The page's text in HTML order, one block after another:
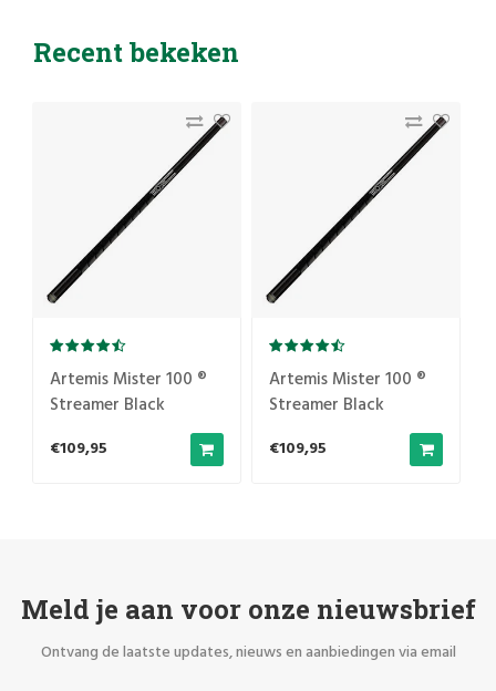
Recent bekeken
Artemis Mister 100 ®
Streamer Black
€109,95
Artemis Mister 100 ®
Streamer Black
€109,95
Meld je aan voor onze nieuwsbrief
Ontvang de laatste updates, nieuws en aanbiedingen via email